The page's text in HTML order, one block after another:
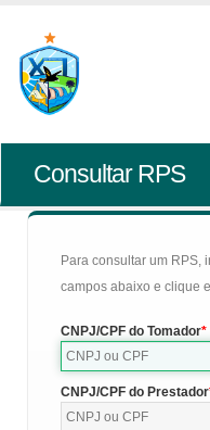
Consultar RPS
Para consultar um RPS,
campos abaixo e clique
CNPJ/CPF do Tomador
CNPJ/CPF do Prestador